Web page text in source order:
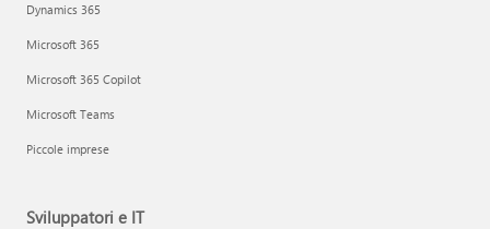
Dynamics 365
Microsoft 365
Microsoft 365 Copilot
Microsoft Teams
Piccole imprese
Sviluppatori e IT